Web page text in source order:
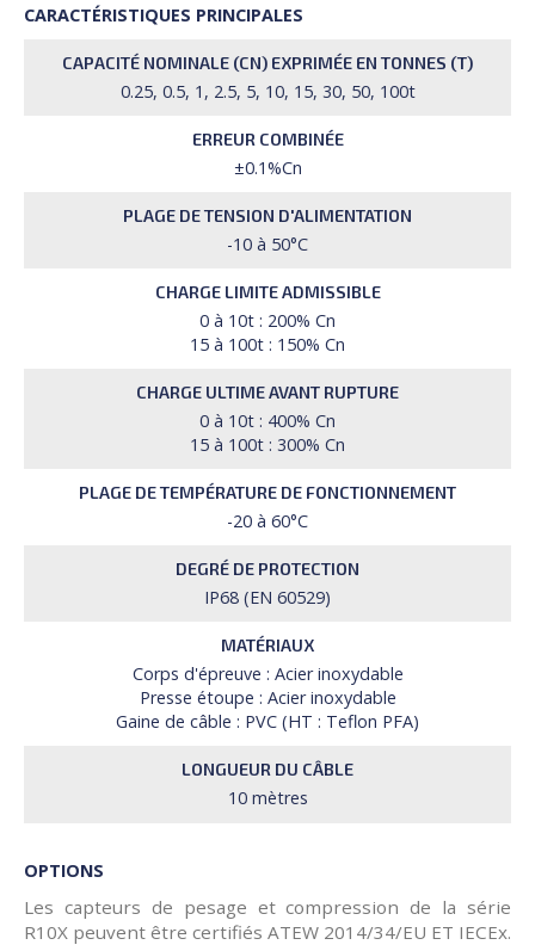
CARACTÉRISTIQUES PRINCIPALES
CAPACITÉ NOMINALE (CN) EXPRIMÉE EN TONNES (T)
0.25, 0.5, 1, 2.5, 5, 10, 15, 30, 50, 100t
ERREUR COMBINÉE
±0.1%Cn
PLAGE DE TENSION D'ALIMENTATION
-10 à 50°C
CHARGE LIMITE ADMISSIBLE
0 à 10t : 200% Cn
15 à 100t : 150% Cn
CHARGE ULTIME AVANT RUPTURE
0 à 10t : 400% Cn
15 à 100t : 300% Cn
PLAGE DE TEMPÉRATURE DE FONCTIONNEMENT
-20 à 60°C
DEGRÉ DE PROTECTION
IP68 (EN 60529)
MATÉRIAUX
Corps d'épreuve : Acier inoxydable
Presse étoupe : Acier inoxydable
Gaine de câble : PVC (HT : Teflon PFA)
LONGUEUR DU CÂBLE
10 mètres
OPTIONS
Les capteurs de pesage et compression de la série
R10X peuvent être certifiés ATEW 2014/34/EU ET IECEx.